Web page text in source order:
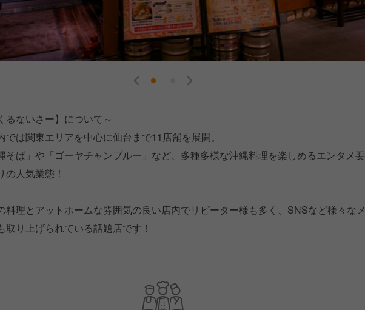
るないさー】について～
では関東エリアを中心に仙台まで11店舗を展開。
そば」や「ゴーヤチャンプルー」など、多種多様な沖縄料理を楽しめるエンタメ要
の人気業態！
料理とアットホームな雰囲気の良い店内でリピーター様も多く、SNSなど様々なメ
取り上げられている話題店です！